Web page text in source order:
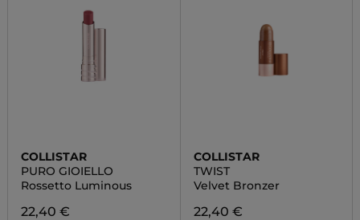
COLLISTAR
PURO GIOIELLO
Rossetto Luminous
22,40 €
COLLISTAR
TWIST
Velvet Bronzer
22,40 €